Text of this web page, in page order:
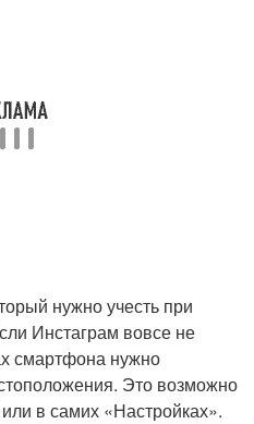
нужно учесть при
Инстаграм вовсе не
смартфона нужно
Это возможно
в самих «Настройках».